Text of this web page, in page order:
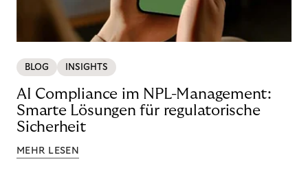
BLOG INSIGHTS
AI Compliance im NPL-Management:
Smarte Lösungen für regulatorische
Sicherheit
MEHR LESEN